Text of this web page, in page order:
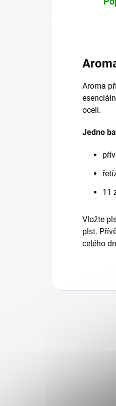
Aroma
oceli.
Jedno
11
Vložte
plst.
celého